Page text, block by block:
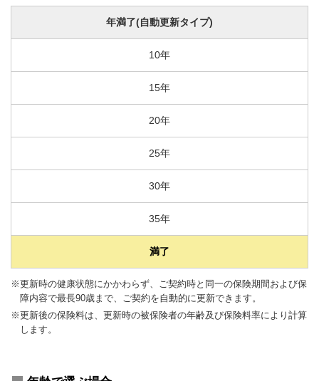
年満了(自動更新タイプ)
10年
15年
20年
25年
30年
35年
満了
※更新時の健康状態にかかわらず、ご契約時と同一の保険期間および保
障内容で最長90歳まで、ご契約を自動的に更新できます。
※更新後の保険料は、更新時の被保険者の年齢及び保険料率により計算
します。